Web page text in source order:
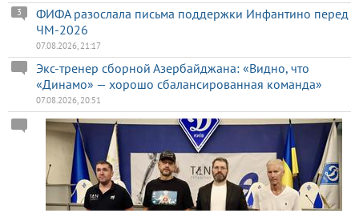
ФИФА разослала письма поддержки Инфантино перед
ЧМ-2026
3
07.08.2026, 21:17
Экс-тренер сборной Азербайджана: «Видно, что
«Динамо» — хорошо сбалансированная команда»
07.08.2026, 20:51